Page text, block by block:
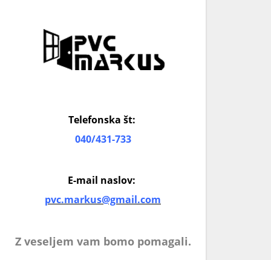
Telefonska št:
040/431-733
E-mail naslov:
pvc.markus@gmail.com
Z veseljem vam bomo pomagali.